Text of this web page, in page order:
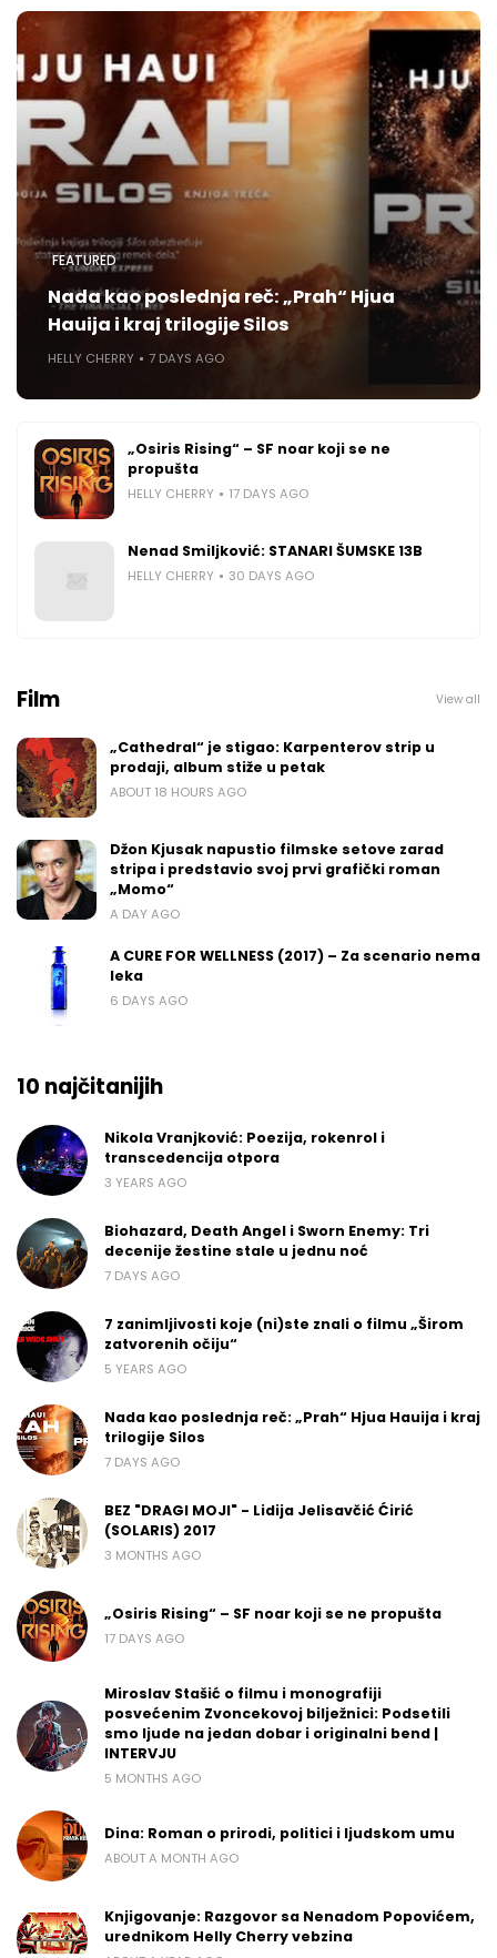
FEATURED
Nada kao poslednja reč: „Prah“ Hjua
Hauija i kraj trilogije Silos
HELLY CHERRY 7 DAYS AGO
„Osiris Rising“ – SF noar koji se ne
propušta
HELLY CHERRY 17 DAYS AGO
Nenad Smiljković: STANARI ŠUMSKE 13B
HELLY CHERRY 30 DAYS AGO
Film View all
„Cathedral“ je stigao: Karpenterov strip u
prodaji, album stiže u petak
ABOUT 18 HOURS AGO
Džon Kjusak napustio filmske setove zarad
stripa i predstavio svoj prvi grafički roman
„Momo“
A DAY AGO
A CURE FOR WELLNESS (2017) – Za scenario nema
leka
6 DAYS AGO
10 najčitanijih
Nikola Vranjković: Poezija, rokenrol i
transcedencija otpora
3 YEARS AGO
Biohazard, Death Angel i Sworn Enemy: Tri
decenije žestine stale u jednu noć
7 DAYS AGO
7 zanimljivosti koje (ni)ste znali o filmu „Širom
zatvorenih očiju“
5 YEARS AGO
Nada kao poslednja reč: „Prah“ Hjua Hauija i kraj
trilogije Silos
7 DAYS AGO
BEZ "DRAGI MOJI" - Lidija Jelisavčić Ćirić
(SOLARIS) 2017
3 MONTHS AGO
„Osiris Rising“ – SF noar koji se ne propušta
17 DAYS AGO
Miroslav Stašić o filmu i monografiji
posvećenim Zvoncekovoj bilježnici: Podsetili
smo ljude na jedan dobar i originalni bend |
INTERVJU
5 MONTHS AGO
Dina: Roman o prirodi, politici i ljudskom umu
ABOUT A MONTH AGO
Knjigovanje: Razgovor sa Nenadom Popovićem,
urednikom Helly Cherry vebzina